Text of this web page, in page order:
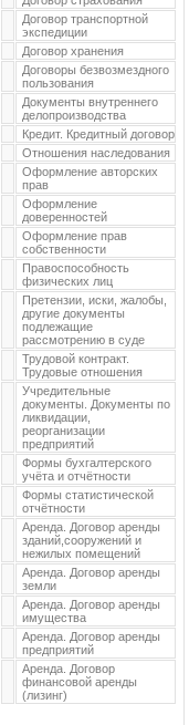
Договор транспортной
экспедиции
Договор хранения
Договоры безвозмездного
пользования
Документы внутреннего
делопроизводства
Кредит. Кредитный договор
Отношения наследования
Оформление авторских
прав
Оформление
доверенностей
Оформление прав
собственности
Правоспособность
физических лиц
Претензии, иски, жалобы,
другие документы
подлежащие
рассмотрению в суде
Трудовой контракт.
Трудовые отношения
Учредительные
документы. Документы по
ликвидации,
реорганизации
предприятий
Формы бухгалтерского
учёта и отчётности
Формы статистической
отчётности
Аренда. Договор аренды
зданий,сооружений и
нежилых помещений
Аренда. Договор аренды
земли
Аренда. Договор аренды
имущества
Аренда. Договор аренды
предприятий
Аренда. Договор
финансовой аренды
(лизинг)